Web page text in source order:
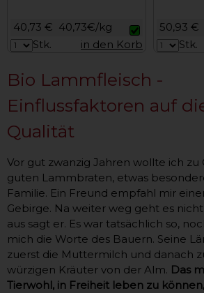
40,73 € 40,73€/kg
Stk.
in den Korb
50,93 €
Stk.
Bio Lammfleisch -
Einflussfaktoren auf
Qualität
Vor gut zwanzig Jahren wollte ich zu
guten Lammbraten, etwas
Familie. Ein Freund empfahl mir
Gebirge. Na weiter weg geht es
aus sagt er. Es war tatsächlich so,
mich die Worte des Bauern. Seine
zuerst die Muttermilch und danach
würzigen Kräuter von der Alm. Das
Tierwohl, in Freiheit leben zu